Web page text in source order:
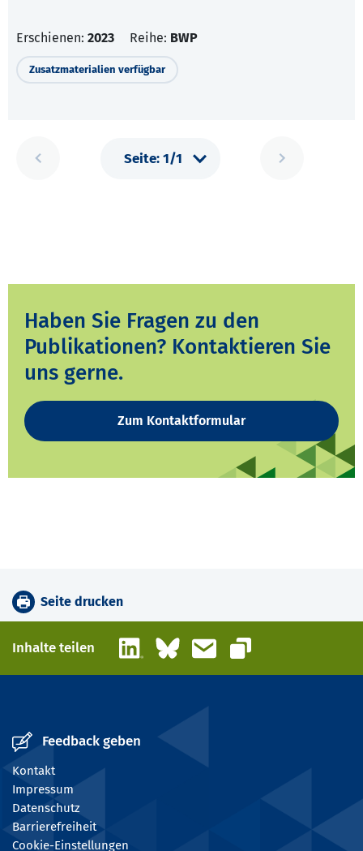
Erschienen: 2023 Reihe: BWP
Zusatzmaterialien verfügbar
Haben Sie Fragen zu den
Publikationen? Kontaktieren Sie
uns gerne.
Zum Kontaktformular
Seite drucken
Inhalte teilen LinkedInBlueskyE-Mail
Link kopieren
Feedback geben
Kontakt
Impressum
Datenschutz
Barrierefreiheit
Cookie-Einstellungen